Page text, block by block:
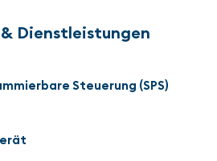
Dienstleistungen
Steuerung (SPS)